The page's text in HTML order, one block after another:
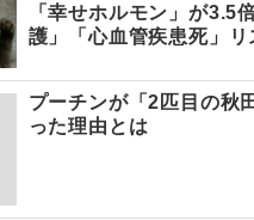
「幸せホルモン」が3.5
護」「心血管疾患死」リ
プーチンが「2匹目の秋
った理由とは